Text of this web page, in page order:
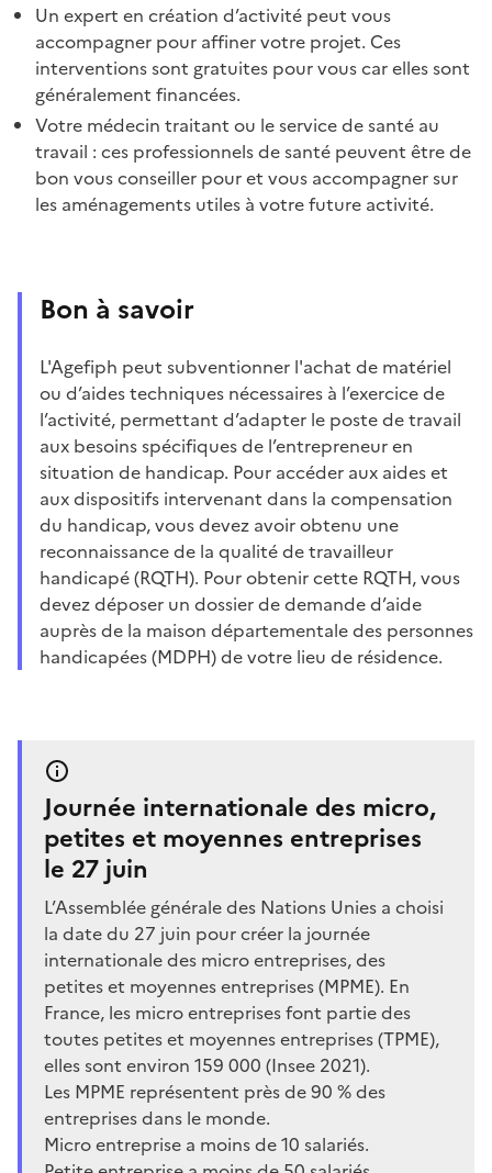
Un expert en création d’activité peut vous
accompagner pour affiner votre projet. Ces
interventions sont gratuites pour vous car elles sont
généralement financées.
Votre médecin traitant ou le service de santé au
travail : ces professionnels de santé peuvent être de
bon vous conseiller pour et vous accompagner sur
les aménagements utiles à votre future activité.
Bon à savoir
L'Agefiph peut subventionner l'achat de matériel
ou d’aides techniques nécessaires à l’exercice de
l’activité, permettant d’adapter le poste de travail
aux besoins spécifiques de l’entrepreneur en
situation de handicap. Pour accéder aux aides et
aux dispositifs intervenant dans la compensation
du handicap, vous devez avoir obtenu une
reconnaissance de la qualité de travailleur
handicapé (RQTH). Pour obtenir cette RQTH, vous
devez déposer un dossier de demande d’aide
auprès de la maison départementale des personnes
handicapées (MDPH) de votre lieu de résidence.
Journée internationale des micro,
petites et moyennes entreprises
le 27 juin
L’Assemblée générale des Nations Unies a choisi
la date du 27 juin pour créer la journée
internationale des micro entreprises, des
petites et moyennes entreprises (MPME). En
France, les micro entreprises font partie des
toutes petites et moyennes entreprises (TPME),
elles sont environ 159 000 (Insee 2021).
Les MPME représentent près de 90 % des
entreprises dans le monde.
Micro entreprise a moins de 10 salariés.